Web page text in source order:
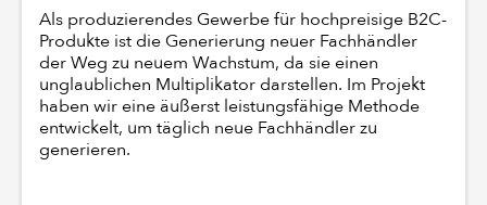
Als produzierendes Gewerbe für hochpreisige B2C-
Produkte ist die Generierung neuer Fachhändler
der Weg zu neuem Wachstum, da sie einen
unglaublichen Multiplikator darstellen. Im Projekt
haben wir eine äußerst leistungsfähige Methode
entwickelt, um täglich neue Fachhändler zu
generieren.